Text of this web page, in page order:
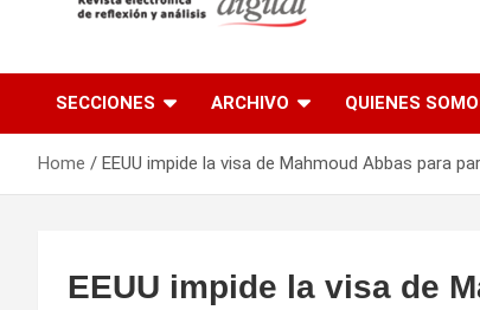
SECCIONES ARCHIVO QUIENES
Home EEUU impide la visa de Mahmoud Abbas para
EEUU impide la visa de